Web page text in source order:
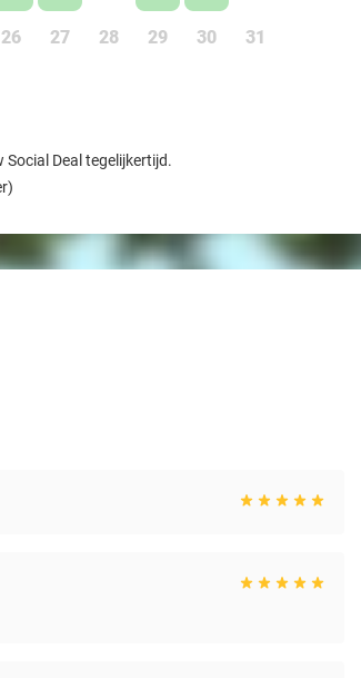
26 27 28 29 30 31
Social Deal tegelijkertijd.